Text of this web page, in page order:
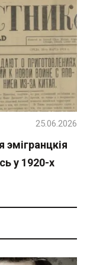
у 1920-х
25.06.2026